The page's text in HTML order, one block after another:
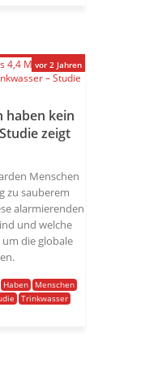
haben kein
zeigt
Menschen
zu sauberem
alarmierenden
und welche
die globale
Haben
Menschen
Trinkwasser
vor 2 Jahren